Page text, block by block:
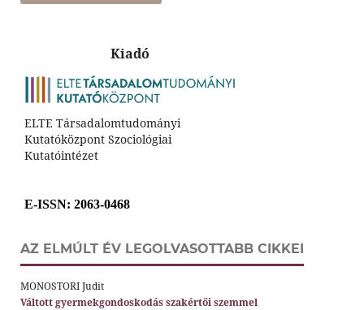
Kiadó
ELTE Társadalomtudományi
Kutatóközpont Szociológiai
Kutatóintézet
E-ISSN: 2063-0468
AZ ELMÚLT ÉV LEGOLVASOTTABB CIKKEI
MONOSTORI Judit
Váltott gyermekgondoskodás szakértői szemmel